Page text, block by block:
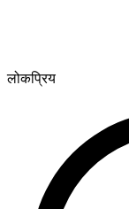
लोकप्रिय